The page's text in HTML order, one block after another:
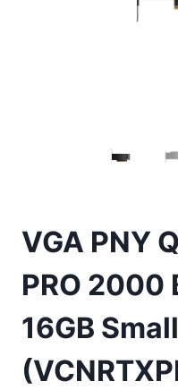
VGA PNY
PRO 2000
16GB